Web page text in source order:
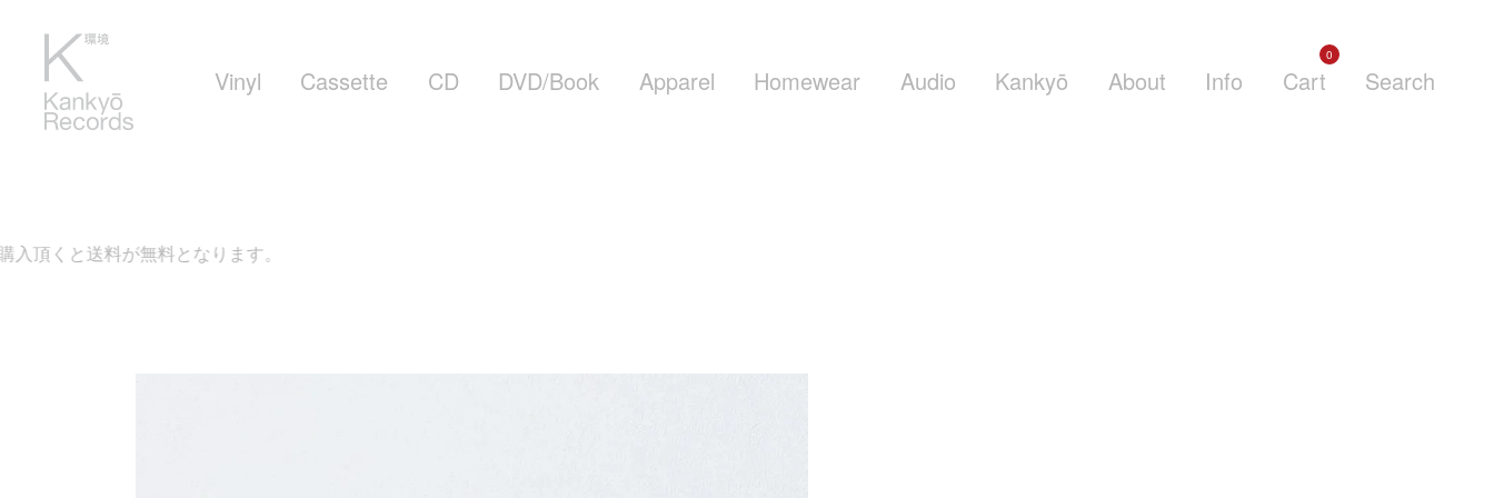
Vinyl Cassette CD DVD/Book Apparel Homewear Audio Kankyō About Info Cart
0
Search
料が無料となります。